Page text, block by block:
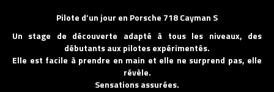
Pilote d’un jour en Porsche 718 Cayman S
Un stage de découverte adapté à tous les niveaux, des
débutants aux pilotes expérimentés.
Elle est facile à prendre en main et elle ne surprend pas, elle
révèle.
Sensations assurées.